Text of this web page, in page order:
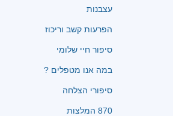
עצבנות
הפרעות קשב וריכוז
סיפור חיי שלומי
במה אנו מטפלים ?
סיפורי הצלחה
870 המלצות